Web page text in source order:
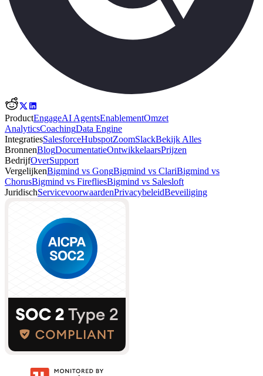
ProductEngageAI AgentsEnablementOmzet
AnalyticsCoachingData Engine
IntegratiesSalesforceHubspotZoomSlackBekijk Alles
BronnenBlogDocumentatieOntwikkelaarsPrijzen
BedrijfOverSupport
VergelijkenBigmind vs GongBigmind vs ClariBigmind vs
ChorusBigmind vs FirefliesBigmind vs Salesloft
JuridischServicevoorwaardenPrivacybeleidBeveiliging